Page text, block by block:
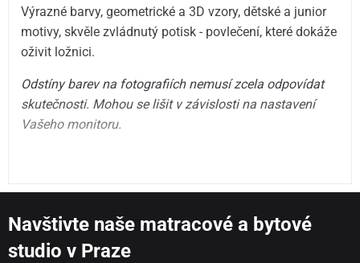
Výrazné barvy, geometrické a 3D vzory, dětské a junior
motivy, skvěle zvládnutý potisk - povlečení, které dokáže
oživit ložnici.
Odstíny barev na fotografiích nemusí zcela odpovídat
skutečnosti. Mohou se lišit v závislosti na nastavení
Vašeho monitoru.
Navštivte naše matracové a bytové
studio v Praze